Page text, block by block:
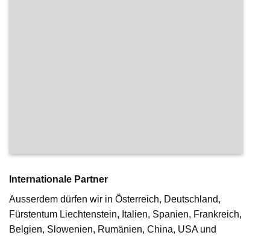
Internationale Partner
Ausserdem dürfen wir in Österreich, Deutschland,
Fürstentum Liechtenstein, Italien, Spanien, Frankreich,
Belgien, Slowenien, Rumänien, China, USA und